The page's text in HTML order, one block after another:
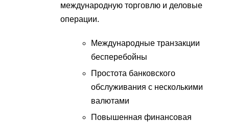
международную торговлю и деловые
операции.
Международные транзакции
бесперебойны
Простота банковского
обслуживания с несколькими
валютами
Повышенная финансовая